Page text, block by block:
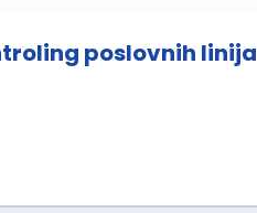
poslovnih linija